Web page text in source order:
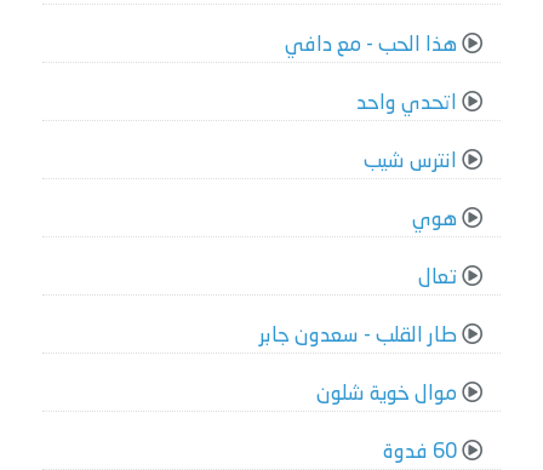
هذا الحب - مع دافي
اتحدي واحد
انترس شيب
هوي
تعال
طار القلب - سعدون جابر
موال خوية شلون
60 فدوة